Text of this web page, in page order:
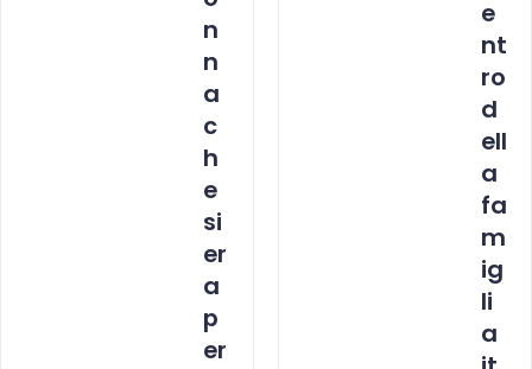
n
n
a
c
h
e
si
er
a
p
er
e
nt
ro
d
ell
a
fa
m
ig
li
a